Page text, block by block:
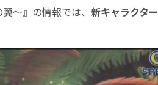
～』の情報では、 新キャラクター